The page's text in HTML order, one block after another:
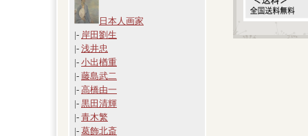
日本人画家
|- 岸田劉生
|- 浅井忠
|- 小出楢重
|- 藤島武二
|- 高橋由一
|- 黒田清輝
|- 青木繁
|- 葛飾北斎